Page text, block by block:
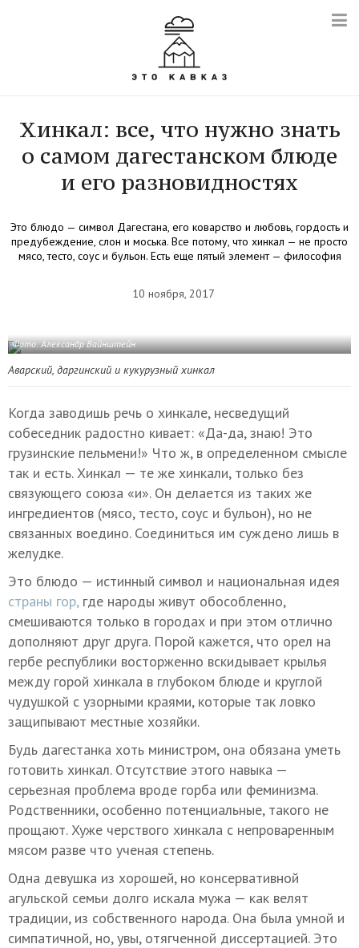
Хинкал: все, что нужно знать
о самом дагестанском блюде
и его разновидностях
Это блюдо — символ Дагестана, его коварство и любовь, гордость и
предубеждение, слон и моська. Все потому, что хинкал — не просто
мясо, тесто, соус и бульон. Есть еще пятый элемент — философия
10 ноября, 2017
Фото: Александр Вайнштейн
Аварский, даргинский и кукурузный хинкал
Когда заводишь речь о хинкале, несведущий
собеседник радостно кивает: «Да-да, знаю! Это
грузинские пельмени!» Что ж, в определенном смысле
так и есть. Хинкал — те же хинкали, только без
связующего союза «и». Он делается из таких же
ингредиентов (мясо, тесто, соус и бульон), но не
связанных воедино. Соединиться им суждено лишь в
желудке.
Это блюдо — истинный символ и национальная идея
страны гор,где народы живут обособленно,
смешиваются только в городах и при этом отлично
дополняют друг друга. Порой кажется, что орел на
гербе республики восторженно вскидывает крылья
между горой хинкала в глубоком блюде и круглой
чудушкой с узорными краями, которые так ловко
защипывают местные хозяйки.
Будь дагестанка хоть министром, она обязана уметь
готовить хинкал. Отсутствие этого навыка —
серьезная проблема вроде горба или феминизма.
Родственники, особенно потенциальные, такого не
прощают. Хуже черствого хинкала с непроваренным
мясом разве что ученая степень.
Одна девушка из хорошей, но консервативной
агульской семьи долго искала мужа — как велят
традиции, из собственного народа. Она была умной и
симпатичной, но, увы, отягченной диссертацией. Это